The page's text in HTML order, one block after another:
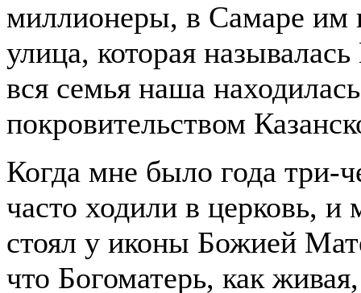
миллионеры, в Самаре им
улица, которая
вся семья наша
покровительством
Когда мне было года три-
часто ходили в церковь, и
стоял у иконы Божией
что Богоматерь, как